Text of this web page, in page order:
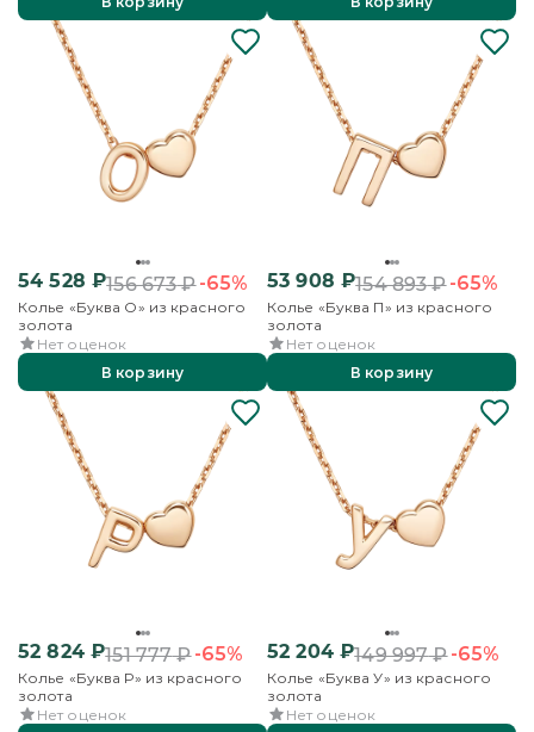
54 528 ₽156 673₽-65%
Колье «Буква О» из красного
золота
Нет оценок
В корзину
53 908 ₽154 893₽-65%
Колье «Буква П» из красного
золота
Нет оценок
В корзину
52 824₽151 777₽-65%
Колье «Буква Р» из красного
золота
Нет оценок
52 204₽149 997₽-65%
Колье «Буква У» из красного
золота
Нет оценок